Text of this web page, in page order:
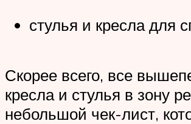
стулья и кресла для
Скорее всего, все
кресла и стулья в зону
небольшой чек-лист,